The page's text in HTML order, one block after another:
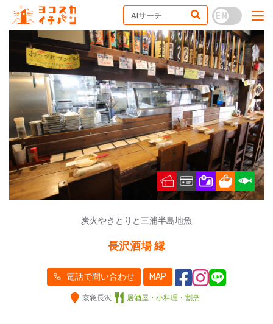
炭火やきとりと三浦半島地魚
長沢酒場 縁
電話で問い合わせ MAP
京急長沢 居酒屋・小料理・割烹